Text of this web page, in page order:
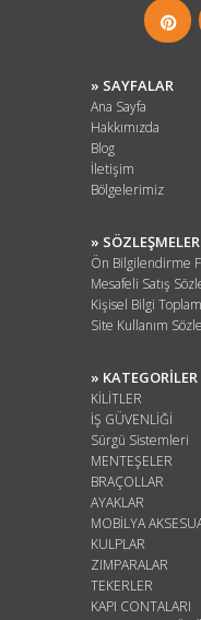
» SAYFALAR
Ana Sayfa
Hakkımızda
Blog
İletişim
Bölgelerimiz
» SÖZLEŞMELER
Ön Bilgilendirme
Mesafeli Satış
Kişisel Bilgi
Site Kullanım
» KATEGORİLER
KİLİTLER
İŞ GÜVENLİĞİ
Sürgü Sistemleri
MENTEŞELER
BRAÇOLLAR
AYAKLAR
MOBİLYA
KULPLAR
ZIMPARALAR
TEKERLER
KAPI CONTALARI